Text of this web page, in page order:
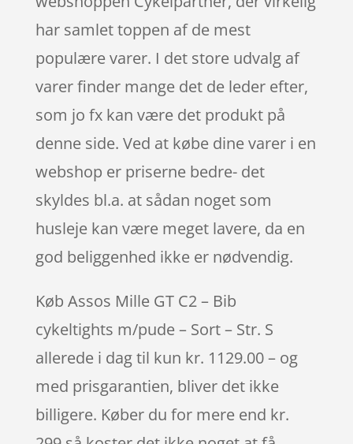
har samlet toppen af de mest
populære varer. I det store udvalg af
varer finder mange det de leder efter,
som jo fx kan være det produkt på
denne side. Ved at købe dine varer i en
webshop er priserne bedre- det
skyldes bl.a. at sådan noget som
husleje kan være meget lavere, da en
god beliggenhed ikke er nødvendig.
Køb Assos Mille GT C2 – Bib
cykeltights m/pude – Sort – Str. S
allerede i dag til kun kr. 1129.00 – og
med prisgarantien, bliver det ikke
billigere. Køber du for mere end kr.